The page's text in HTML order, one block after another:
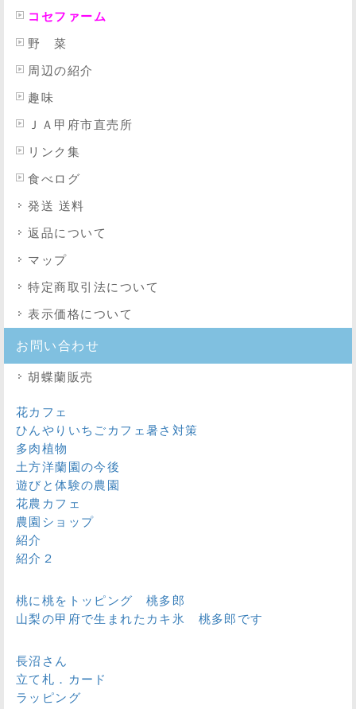
コセファーム
野 菜
周辺の紹介
趣味
ＪＡ甲府市直売所
リンク集
食べログ
発送 送料
返品について
マップ
特定商取引法について
表示価格について
お問い合わせ
胡蝶蘭販売
花カフェ
ひんやりいちごカフェ暑さ対策
多肉植物
土方洋蘭園の今後
遊びと体験の農園
花農カフェ
農園ショップ
紹介
紹介２
桃に桃をトッピング 桃多郎
山梨の甲府で生まれたカキ氷 桃多郎です
長沼さん
立て札．カード
ラッピング